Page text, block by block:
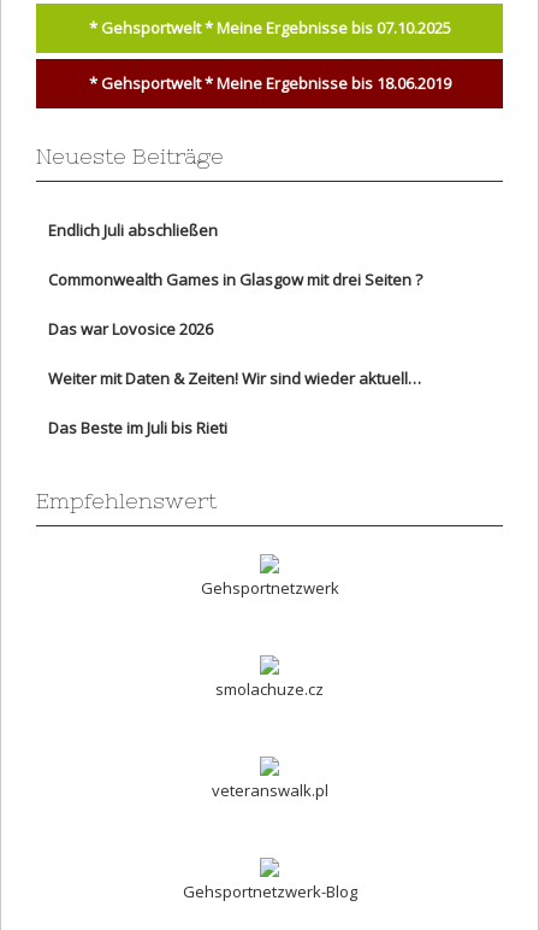
* Gehsportwelt * Meine Ergebnisse bis 07.10.2025
* Gehsportwelt * Meine Ergebnisse bis 18.06.2019
Neueste Beiträge
Endlich Juli abschließen
Commonwealth Games in Glasgow mit drei Seiten ?
Das war Lovosice 2026
Weiter mit Daten & Zeiten! Wir sind wieder aktuell…
Das Beste im Juli bis Rieti
Empfehlenswert
Gehsportnetzwerk
smolachuze.cz
veteranswalk.pl
Gehsportnetzwerk-Blog